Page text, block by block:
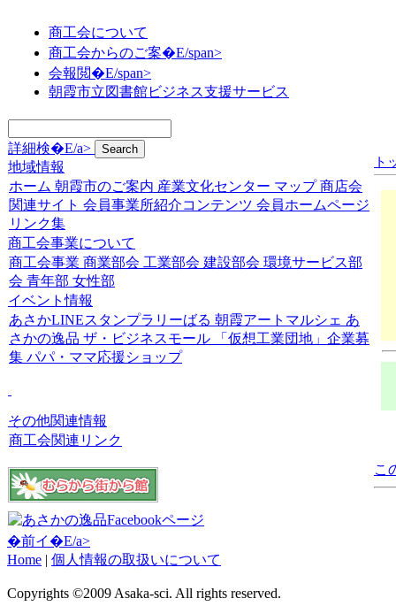
商工会について
商工会からのご案�E/span>
会報閲�E/span>
朝霞市立図書館ビジネス支援サービス
詳細検�E/a>
地域情報
ホーム 朝霞市のご案内 産業文化センター マップ 商店会
関連サイト 会員事業所紹介コンテンツ 会員ホームページ
リンク集
商工会事業について
商工会事業 商業部会 工業部会 建設部会 環境サービス部
会 青年部 女性部
イベント情報
あさかLINEスタンプラリーばる 朝霞アートマルシェ あ
さかの逸品 ザ・ビジネスモール
「仮想工業団地」企業募
集 パパ・ママ応援ショップ
その他関連情報
商工会関連リンク
ト
こ
�前イ�E/a>
Home | 個人情報の取扱いについて
Copyrights ©2009 Asaka-sci. All rights reserved.